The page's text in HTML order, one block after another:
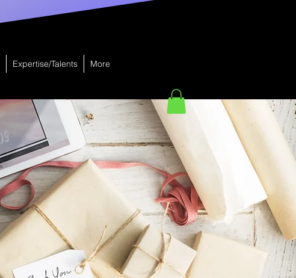
Expertise/Talents More